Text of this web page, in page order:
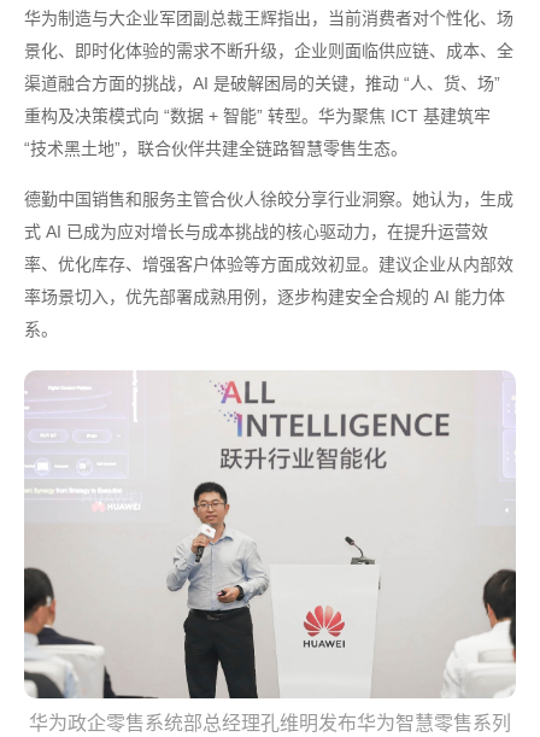
华为制造与大企业军团副总裁王辉指出，当前消费者对个性化、场
景化、即时化体验的需求不断升级，企业则面临供应链、成本、全
渠道融合方面的挑战，AI 是破解困局的关键，推动 “人、货、场”
重构及决策模式向 “数据 + 智能” 转型。华为聚焦 ICT 基建筑牢
“技术黑土地”，联合伙伴共建全链路智慧零售生态。
德勤中国销售和服务主管合伙人徐皎分享行业洞察。她认为，生成
式 AI 已成为应对增长与成本挑战的核心驱动力，在提升运营效
率、优化库存、增强客户体验等方面成效初显。建议企业从内部效
率场景切入，优先部署成熟用例，逐步构建安全合规的 AI 能力体
系。
华为政企零售系统部总经理孔维明发布华为智慧零售系列